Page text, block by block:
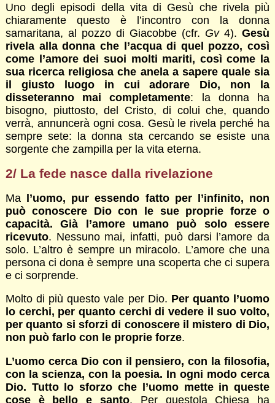
Uno degli episodi della vita di Gesù che rivela più
chiaramente questo è l’incontro con la donna
samaritana, al pozzo di Giacobbe (cfr. Gv4).Gesù
rivela alla donna che l’acqua di quel pozzo, così
come l’amore dei suoi molti mariti, così come la
sua ricerca religiosa che anela a sapere quale sia
il giusto luogo in cui adorare Dio, non la
disseteranno mai completamente: la donna ha
bisogno, piuttosto, del Cristo, di colui che, quando
verrà, annuncerà ogni cosa. Gesù le rivela perché ha
sempre sete: la donna sta cercando se esiste una
sorgente che zampilla per la vita eterna.
2/ La fede nasce dalla rivelazione
Ma l’uomo, pur essendo fatto per l’infinito, non
può conoscere Dio con le sue proprie forze o
capacità. Già l’amore umano può solo essere
ricevuto. Nessuno mai, infatti, può darsi l’amore da
solo. L’altro è sempre un miracolo. L’amore che una
persona ci dona è sempre una scoperta che ci supera
e ci sorprende.
Molto di più questo vale per Dio. Per quanto l’uomo
lo cerchi, per quanto cerchi di vedere il suo volto,
per quanto si sforzi di conoscere il mistero di Dio,
non può farlo con le proprie forze.
L’uomo cerca Dio con il pensiero, con la filosofia,
con la scienza, con la poesia. In ogni modo cerca
Dio. Tutto lo sforzo che l’uomo mette in queste
cose è bello e santo. Per questola Chiesa ha